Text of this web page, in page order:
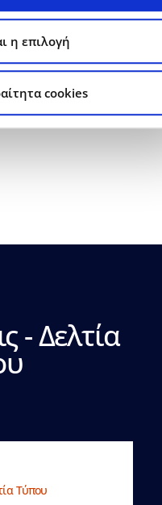
η επιλογή
cookies
Ελλάδα».
σχέσεων:
- Δελτία
Τύπου